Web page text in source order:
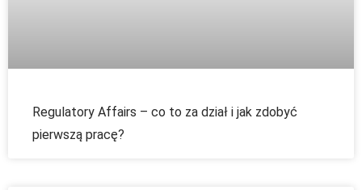
Regulatory Affairs – co to za dział i jak zdobyć
pierwszą pracę?